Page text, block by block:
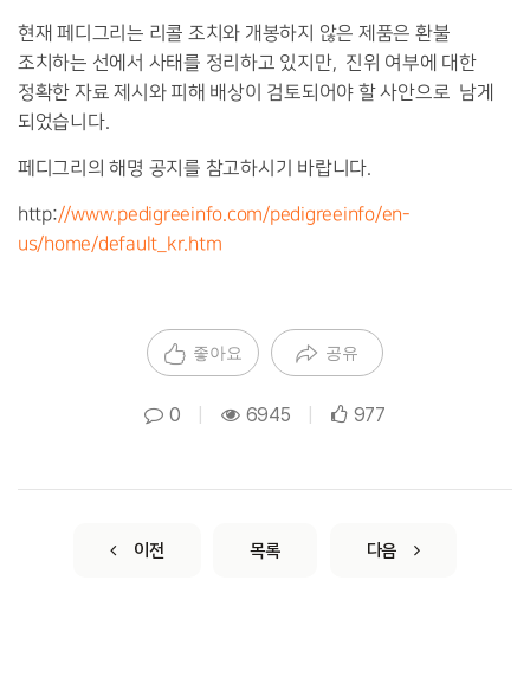
현재 페디그리는 리콜 조치와 개봉하지 않은 제품은 환불
조치하는 선에서 사태를 정리하고 있지만, 진위 여부에 대한
정확한 자료 제시와 피해 배상이 검토되어야 할 사안으로 남게
되었습니다.
페디그리의 해명 공지를 참고하시기 바랍니다.
http://www.pedigreeinfo.com/pedigreeinfo/en-
us/home/default_kr.htm
좋아요 공유
0 6945 977
이전 목록 다음